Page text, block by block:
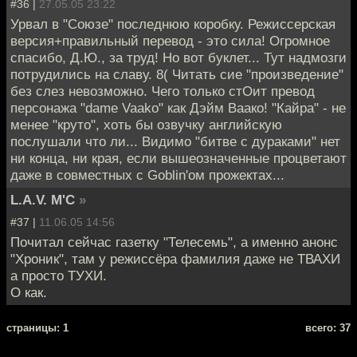
#36 | 27.05.05 23:22
Урвал в "Союзе" последнюю коробку. Режиссерская
версия+правильный перевод - это сила! Огромное
спасибо, Д.Ю., за труд! Но вот буклет... Тут надмозги
потрудились на славу. 8( Читать сие "произведение"
без слез невозможно. Чего только стОит превод
персонажа "dame Vaako" как Дэйм Ваако! "Кайра" - не
менее "круто", хоть бы озвучку английскую
послушали что ли... Видимо "битве с дураками" нет
ни конца, ни края, если вышеозначенные процветают
даже в совместных с Goblin'ом прожектах...
L.A.V. M'C »
#37 | 11.06.05 14:56
Почитал сейчас газетку "Телесемь", а именно анонс
"Хроник", там у режиссёра фамилия даже не ТВАХИ
а просто ТУХИ.
О как.
cтраницы: 1 всего: 37